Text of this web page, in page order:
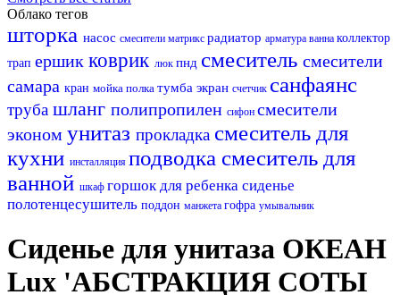
Облако тегов
шторка насос смесители матрикс радиатор арматура ванна коллектор
трап ершик коврик люк пнд смеситель смесители
самара кран мойка полка тумба экран счетчик санфаянс
труба шланг полипропилен сифон смесители
эконом унитаз прокладка смеситель для
кухни инсталляция подводка смеситель для
ванной шкаф горшок для ребенка сиденье
полотенцесушитель поддон манжета гофра умывальник
Сиденье для унитаза ОКЕАН
Lux 'АБСТРАКЦИЯ СОТЫ